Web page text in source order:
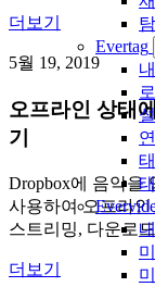
Evertag
더보기
5월 19, 2019
오프라인 상태
기
Dropbox에 음악을
사용하여 오프라
스트리밍, 다운로
더보기